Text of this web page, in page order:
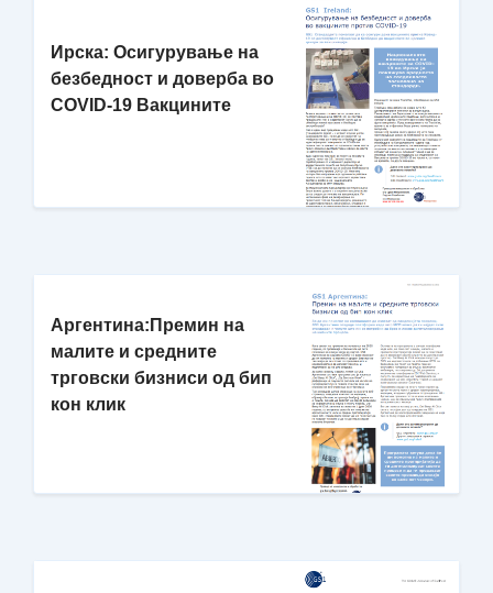
Ирска: Осигурување на
безбедност и доверба во
COVID-19 Вакцините
Аргентина:Премин на
малите и средните
трговски бизниси од бип
кон клик